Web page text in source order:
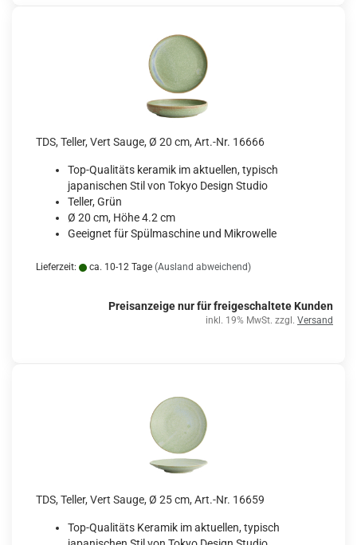
TDS, Teller, Vert Sauge, Ø 20 cm, Art.-Nr. 16666
Top-Qualitäts keramik im aktuellen, typisch
japanischen Stil von Tokyo Design Studio
Teller, Grün
Ø 20 cm, Höhe 4.2 cm
Geeignet für Spülmaschine und Mikrowelle
Lieferzeit: ca. 10-12 Tage (Ausland abweichend)
Preisanzeige nur für freigeschaltete Kunden
inkl. 19% MwSt. zzgl. Versand
TDS, Teller, Vert Sauge, Ø 25 cm, Art.-Nr. 16659
Top-Qualitäts Keramik im aktuellen, typisch